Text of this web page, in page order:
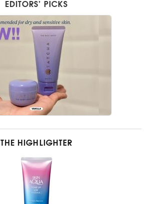
EDITORS’ PICKS
THE HIGHLIGHTER